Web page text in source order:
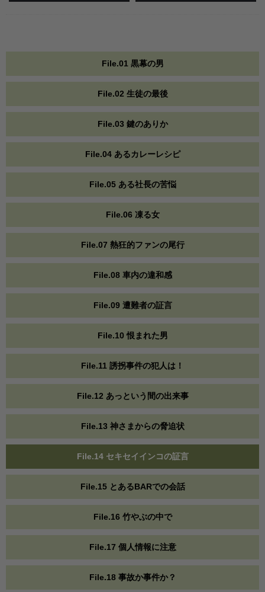
File.01 黒幕の男
File.02 生徒の最後
File.03 鍵のありか
File.04 あるカレーレシピ
File.05 ある社長の苦悩
File.06 凍る女
File.07 熱狂的ファンの尾行
File.08 車内の違和感
File.09 遭難者の証言
File.10 恨まれた男
File.11 誘拐事件の犯人は！
File.12 あっという間の出来事
File.13 神さまからの脅迫状
File.14 セキセイインコの証言
File.15 とあるBARでの会話
File.16 竹やぶの中で
File.17 個人情報に注意
File.18 事故か事件か？